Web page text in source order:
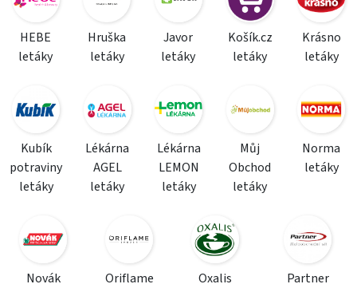
HEBE
letáky
Hruška
letáky
Javor
letáky
Košík.cz
letáky
Krásno
letáky
Kubík
potraviny
letáky
Lékárna
AGEL
letáky
Lékárna
LEMON
letáky
Můj
Obchod
letáky
Norma
letáky
Novák
Oriflame
Oxalis
Partner